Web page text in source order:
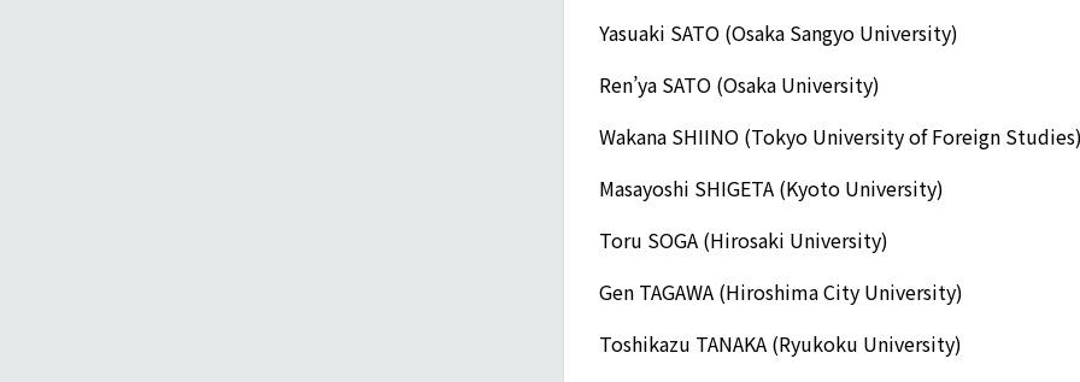
Yasuaki SATO (Osaka Sangyo University)
Ren’ya SATO (Osaka University)
Wakana SHIINO (Tokyo University of Foreign
Masayoshi SHIGETA (Kyoto University)
Toru SOGA (Hirosaki University)
Gen TAGAWA (Hiroshima City University)
Toshikazu TANAKA (Ryukoku University)